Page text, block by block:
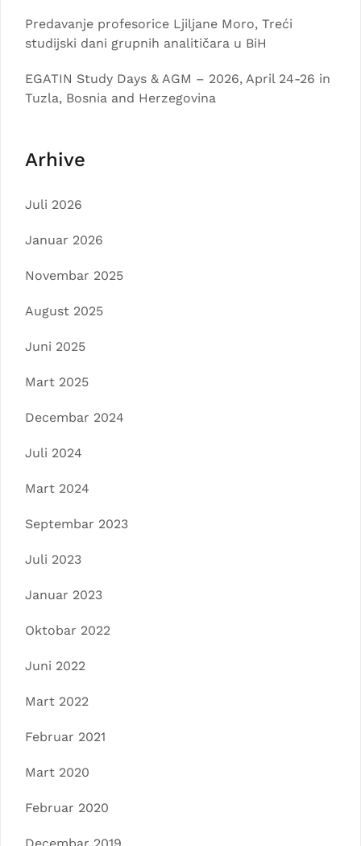
Predavanje profesorice Ljiljane Moro, Treći
studijski dani grupnih analitičara u BiH
EGATIN Study Days & AGM – 2026, April 24-26 in
Tuzla, Bosnia and Herzegovina
Arhive
Juli 2026
Januar 2026
Novembar 2025
August 2025
Juni 2025
Mart 2025
Decembar 2024
Juli 2024
Mart 2024
Septembar 2023
Juli 2023
Januar 2023
Oktobar 2022
Juni 2022
Mart 2022
Februar 2021
Mart 2020
Februar 2020